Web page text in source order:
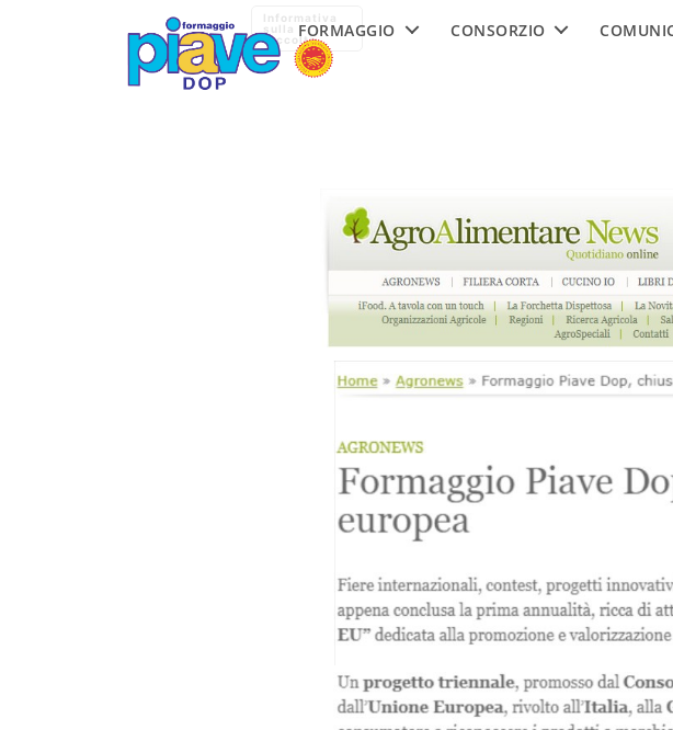
Formaggio
Piave
DOP
FORMAGGIO CONSORZIO
Informativa
sulla
raccolta